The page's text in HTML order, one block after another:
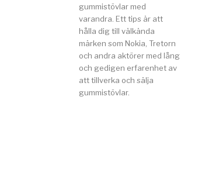
gummistövlar med
varandra. Ett tips är att
hålla dig till välkända
märken som Nokia, Tretorn
och andra aktörer med lång
och gedigen erfarenhet av
att tillverka och sälja
gummistövlar.